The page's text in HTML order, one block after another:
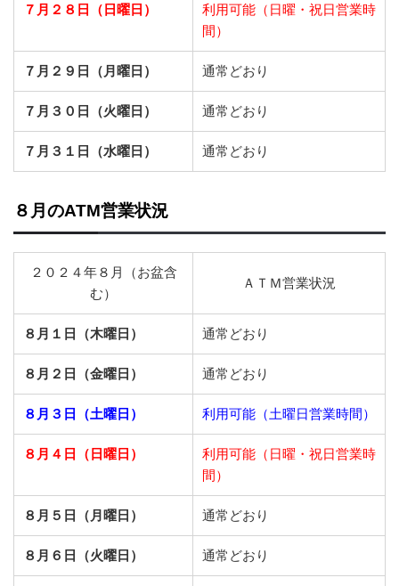
７月２８日（日曜日）
利用可能（日曜・祝日営業時
間）
７月２９日（月曜日） 通常どおり
７月３０日（火曜日） 通常どおり
７月３１日（水曜日） 通常どおり
８月のATM営業状況
２０２４年８月（お盆含
む）
ＡＴＭ営業状況
８月１日（木曜日） 通常どおり
８月２日（金曜日） 通常どおり
８月３日（土曜日） 利用可能（土曜日営業時間）
８月４日（日曜日）
利用可能（日曜・祝日営業時
間）
８月５日（月曜日） 通常どおり
８月６日（火曜日） 通常どおり